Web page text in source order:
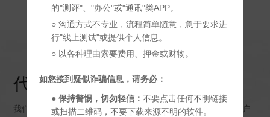
的"测评"、"办公"或"通讯"类APP。
○ 沟通方式不专业，流程简单随意，急于要求进
行"线上测试"或提供个人信息。
○ 以各种理由索要费用、押金或财物。
如您接到疑似诈骗信息，请务必：
● 保持警惕，切勿轻信： 不要点击任何不明链接
或扫描二维码，不要下载来源不明的软件。
代理品牌
我们已获得30多家知名半导体制造商的代理授权，致力于为客户